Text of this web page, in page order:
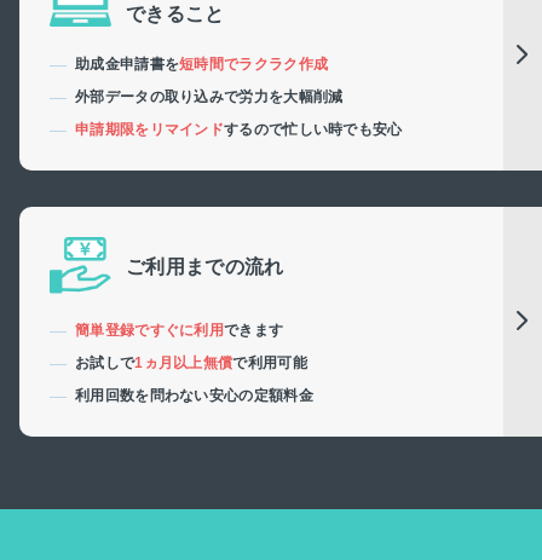
できること
助成金申請書を短時間でラクラク作成
外部データの取り込みで労力を大幅削減
申請期限をリマインドするので忙しい時でも安心
ご利用までの流れ
簡単登録ですぐに利用できます
お試しで1ヵ月以上無償で利用可能
利用回数を問わない安心の定額料金